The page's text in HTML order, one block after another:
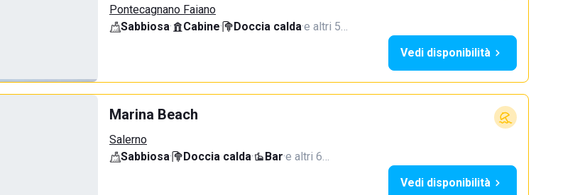
Pontecagnano Faiano
Sabbiosa· Cabine· Doccia calda·e altri 5…
Vedi disponibilità
Marina Beach
Salerno
Sabbiosa· Doccia calda· Bar·e altri 6…
Vedi disponibilità